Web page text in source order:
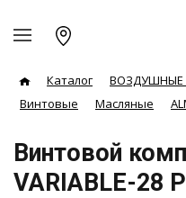
Каталог
ВОЗДУШНЫЕ
Винтовые
Масляные
Винтовой
VARIABLE-28